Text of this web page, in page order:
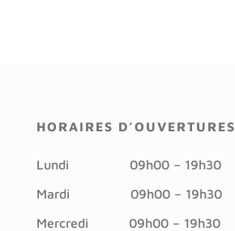
HORAIRES D’OUVERTURES
Lundi 09h00 – 19h30
Mardi 09h00 – 19h30
Mercredi 09h00 – 19h30